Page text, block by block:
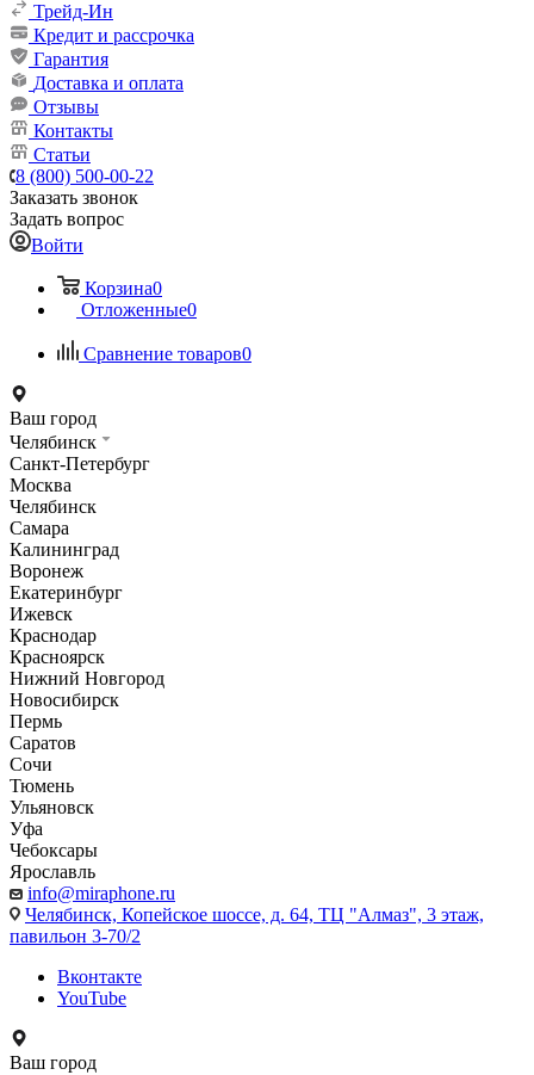
Трейд-Ин
Кредит и рассрочка
Гарантия
Доставка и оплата
Отзывы
Контакты
Статьи
8 (800) 500-00-22
Заказать звонок
Задать вопрос
Войти
Корзина0
Отложенные0
Сравнение товаров0
Ваш город
Челябинск
Санкт-Петербург
Москва
Челябинск
Самара
Калининград
Воронеж
Екатеринбург
Ижевск
Краснодар
Красноярск
Нижний Новгород
Новосибирск
Пермь
Саратов
Сочи
Тюмень
Ульяновск
Уфа
Чебоксары
Ярославль
info@miraphone.ru
Челябинск, Копейское шоссе, д. 64, ТЦ "Алмаз", 3 этаж,
павильон 3-70/2
Вконтакте
YouTube
Ваш город